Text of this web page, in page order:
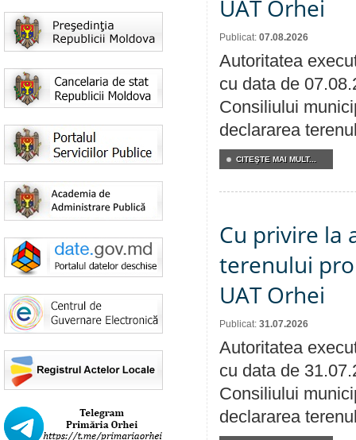
UAT Orhei
Publicat: 07.08.2026
Autoritatea
cu data de
Consiliului
declararea
CITEŞTE MAI MULT...
Cu privire la
terenului
UAT Orhei
Publicat: 31.07.2026
Autoritatea
cu data de
Consiliului
declararea